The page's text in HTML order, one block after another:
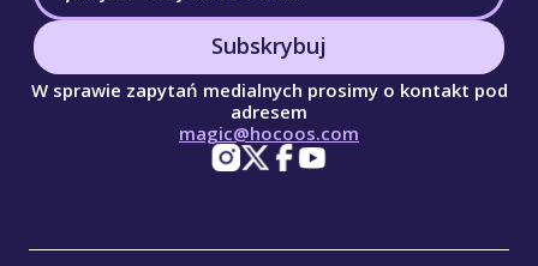
Subskrybuj
W sprawie zapytań medialnych prosimy o kontakt pod
adresem
magic@hocoos.com